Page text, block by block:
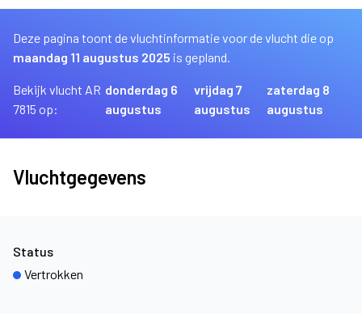
Deze pagina toont de vluchtinformatie voor de vlucht die op
maandag 11 augustus 2025 is gepland.
Bekijk vlucht AR
7815 op:
donderdag 6
augustus
vrijdag 7
augustus
zaterdag 8
augustus
Vluchtgegevens
Status
Vertrokken